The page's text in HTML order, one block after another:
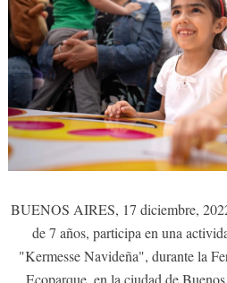
BUENOS AIRES, 17 diciembre,
de 7 años, participa en una
"Kermesse Navideña", durante la